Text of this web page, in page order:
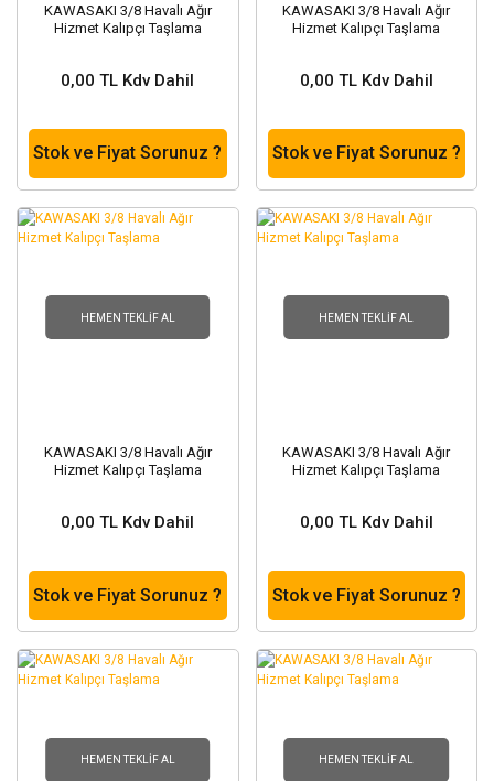
KAWASAKI 3/8 Havalı Ağır
Hizmet Kalıpçı Taşlama
0,00 TL Kdv Dahil
Stok ve Fiyat Sorunuz ?
KAWASAKI 3/8 Havalı Ağır
Hizmet Kalıpçı Taşlama
0,00 TL Kdv Dahil
Stok ve Fiyat Sorunuz ?
HEMEN TEKLIF AL
KAWASAKI 3/8 Havalı Ağır
Hizmet Kalıpçı Taşlama
0,00 TL Kdv Dahil
Stok ve Fiyat Sorunuz ?
HEMEN TEKLIF AL
KAWASAKI 3/8 Havalı Ağır
Hizmet Kalıpçı Taşlama
0,00 TL Kdv Dahil
Stok ve Fiyat Sorunuz ?
HEMEN TEKLIF AL HEMEN TEKLIF AL